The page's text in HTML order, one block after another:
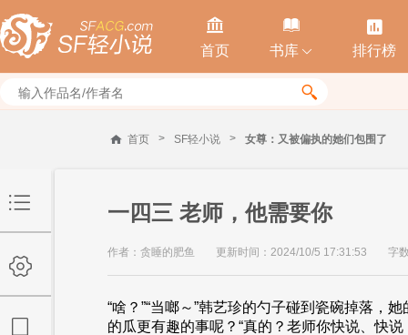

首页

书库 

排行榜

首页 > SF轻小说 > 女尊：又被偏执的她们包围了
一四三 老师，他需要你
作者：贪睡的肥鱼 更新时间：2024/10/5 17:31:53 字
“啥？”“当啷～”韩艺珍的勺子碰到瓷碗掉落，
的瓜更有趣的事呢？“真的？老师你快说、快